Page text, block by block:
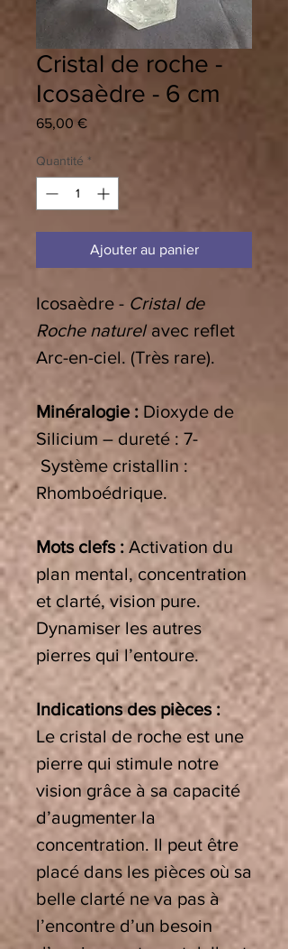
Cristal de roche -
Icosaèdre - 6 cm
65,00 €Prix
Quantité *
Ajouter au panier
Icosaèdre - Cristal de
Roche naturelavec reflet
Arc-en-ciel. (Très rare).
Minéralogie : Dioxyde de
Silicium – dureté : 7-
Système cristallin :
Rhomboédrique.
Mots clefs : Activation du
plan mental, concentration
et clarté, vision pure.
Dynamiser les autres
pierres qui l’entoure.
Indications des pièces :
Le cristal de roche est une
pierre qui stimule notre
vision grâce à sa capacité
d’augmenter la
concentration. Il peut être
placé dans les pièces où sa
belle clarté ne va pas à
l’encontre d’un besoin